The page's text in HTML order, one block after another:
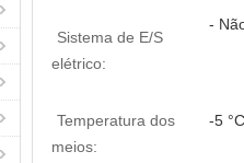
Sistema de E/S
elétrico:
-
Temperatura dos
meios:
-5